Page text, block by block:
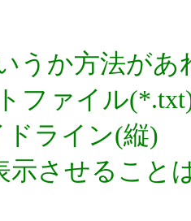
うか方法が
ファイル
ライン(縦)
示させること